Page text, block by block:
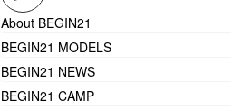
About BEGIN21
BEGIN21 MODELS
BEGIN21 NEWS
BEGIN21 CAMP